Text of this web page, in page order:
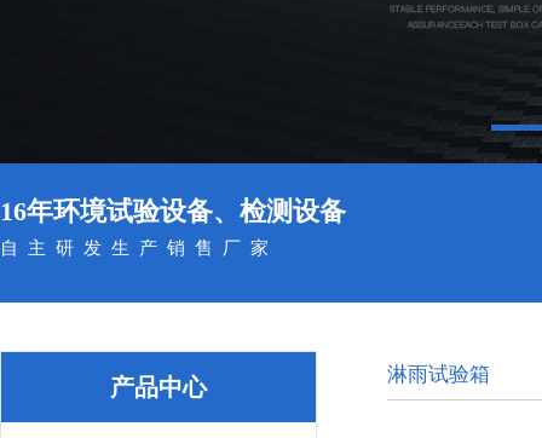
16年环境试验设备、检测设备
自主研发生产销售厂家
产品中心 淋雨试验箱